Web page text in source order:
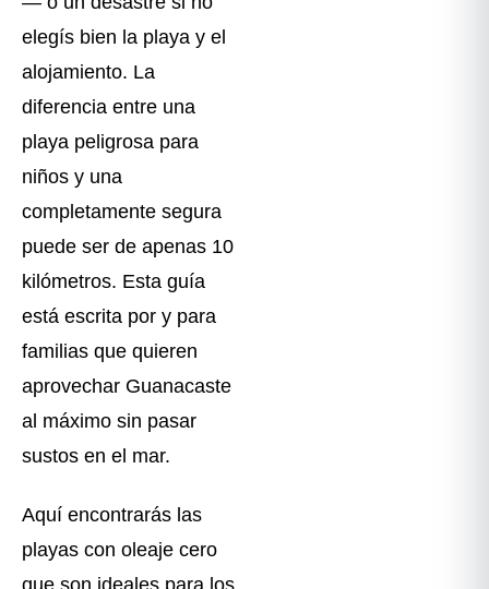
elegís bien la playa y el
alojamiento. La
diferencia entre una
playa peligrosa para
niños y una
completamente segura
puede ser de apenas 10
kilómetros. Esta guía
está escrita por y para
familias que quieren
aprovechar Guanacaste
al máximo sin pasar
sustos en el mar.
Aquí encontrarás las
playas con oleaje cero
que son ideales para los